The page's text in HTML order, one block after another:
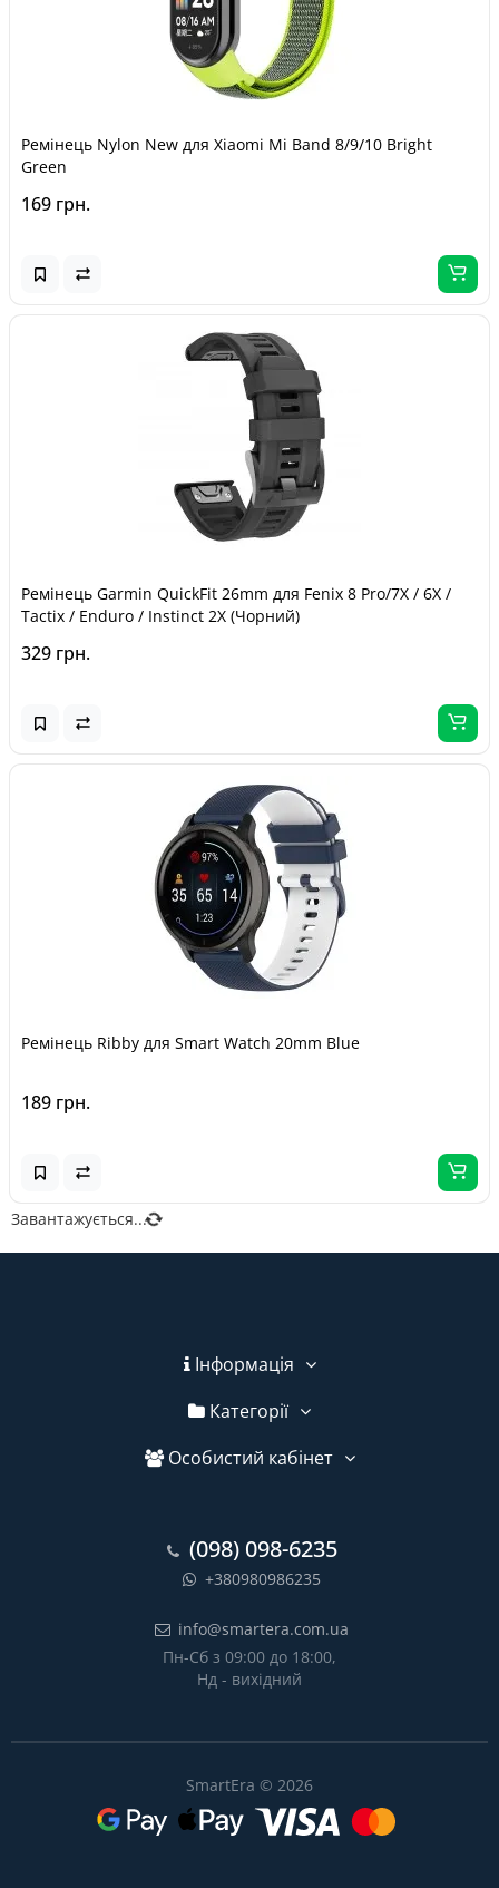
Ремінець Nylon New для Xiaomi Mi Band 8/9/10 Bright
Green
169 грн.
Ремінець Garmin QuickFit 26mm для Fenix 8 Pro/7X / 6X /
Tactix / Enduro / Instinct 2X (Чорний)
329 грн.
Ремінець Ribby для Smart Watch 20mm Blue
189 грн.
Завантажується...
Інформація
Категорії
Особистий кабінет
(098) 098-6235
+380980986235
info@smartera.com.ua
Пн-Сб з 09:00 до 18:00,
Нд - вихідний
SmartEra © 2026